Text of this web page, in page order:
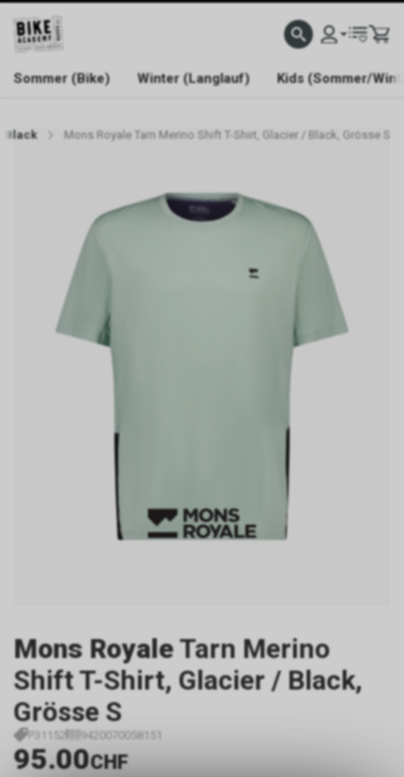
WELCOME TO BIKE ACADEMY
Sommer (Bike) Winter (Langlauf) Kids (Sommer/
Black Mons Royale Tarn Merino Shift T-Shirt, Glacier / Black, Grösse S
Mons RoyaleTarn Merino
Shift T-Shirt, Glacier / Black,
Grösse S
P31152 9420070058151
95.00CHF